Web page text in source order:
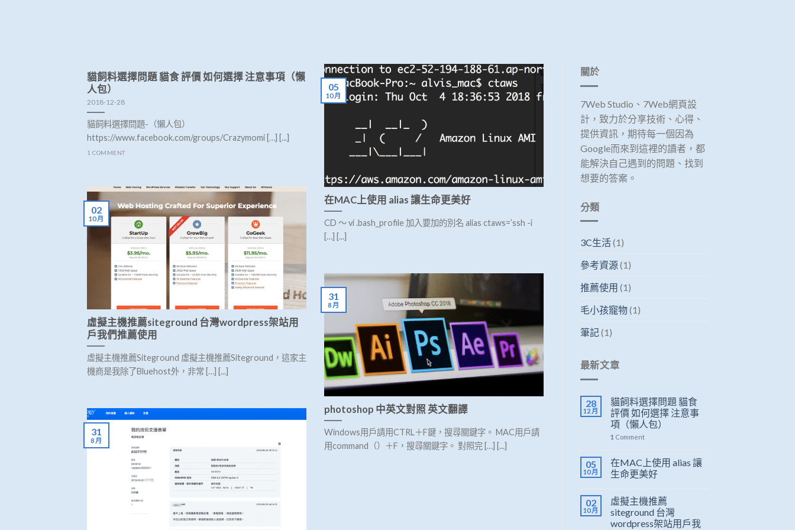
貓飼料選擇問題 貓食 評價 如何選擇 注意事項（懶
人包）
2018-12-28
貓飼料選擇問題-（懶人包）
https://www.facebook.com/groups/Crazymomi […] [...]
1 COMMENT
在MAC上使用 alias 讓生命更美好
CD ～ vi .bash_profile 加入要加的別名 alias ctaws=’ssh -i
[…] [...]
05
10 月
虛擬主機推薦siteground 台灣wordpress架站用
戶我們推薦使用
虛擬主機推薦Siteground 虛擬主機推薦Siteground，這家主
機商是我除了Bluehost外，非常 […] [...]
02
10 月
photoshop 中英文對照 英文翻譯
Windows用戶請用CTRL＋F鍵，搜尋關鍵字。 MAC用戶請
用command（）＋F，搜尋關鍵字。 對照完 […] [...]
31
8 月
31
8 月
關於
7Web Studio、7Web網頁設
計，致力於分享技術、心得、
提供資訊，期待每一個因為
Google而來到這裡的讀者，都
能解決自己遇到的問題、找到
想要的答案。
分類
3C生活(1)
參考資源(1)
推薦使用 (1)
毛小孩寵物(1)
筆記(1)
最新文章
28
12 月
貓飼料選擇問題 貓食
評價 如何選擇 注意事
項（懶人包）
1 Comment
05
10 月
在MAC上使用 alias 讓
生命更美好
02
10 月
虛擬主機推薦
siteground 台灣
wordpress架站用戶我